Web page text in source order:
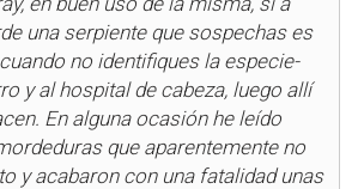
una serpiente que sospechas es
no identifiques la especie-
y al hospital de cabeza, luego allí
En alguna ocasión he leído
que aparentemente no
y acabaron con una fatalidad unas